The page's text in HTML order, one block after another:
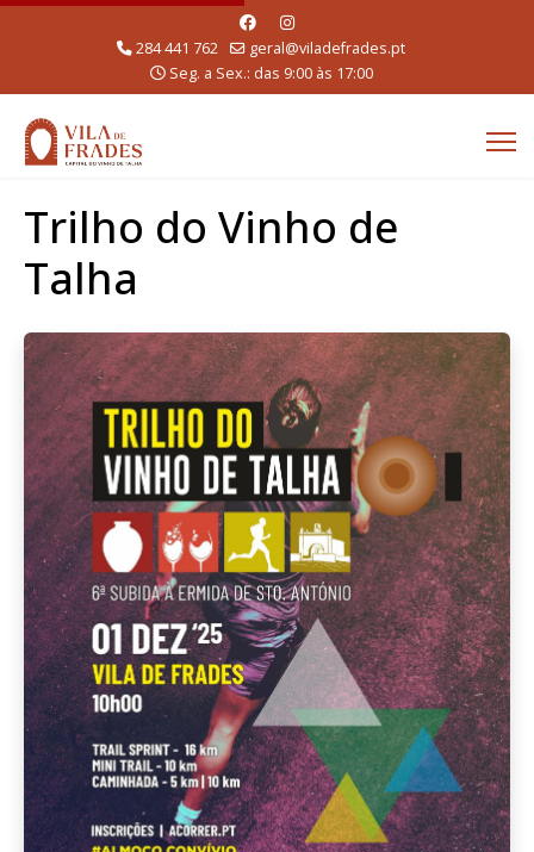
284 441 762
geral@viladefrades.pt
Seg. a Sex.: das 9:00 às 17:00
Trilho do Vinho de
Talha